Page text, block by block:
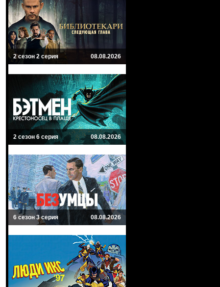
2 сезон 2 серия 08.08.2026
2 сезон 6 серия 08.08.2026
6 сезон 3 серия 08.08.2026